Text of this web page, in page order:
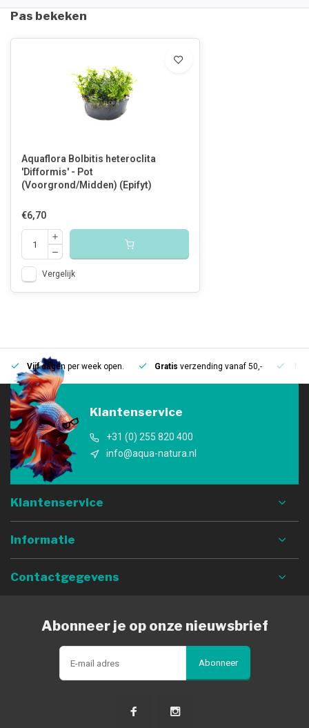
Pas bekeken
Aquaflora Bolbitis heteroclita
'Difformis' - Pot
(Voorgrond/Midden) (Epifyt)
€6,70
Vergelijk
Vijfdagen per week open. Gratis verzending vanaf 50,-
Klantenservice
+31 (0) 255 820 400
info@aqua-natura.nl
Klantenservice
Informatie
Contactgegevens
Abonneer je op onze nieuwsbrief
Abonneer